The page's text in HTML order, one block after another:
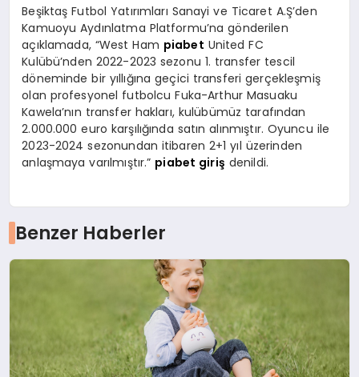
Beşiktaş Futbol Yatırımları Sanayi ve Ticaret A.Ş’den
Kamuoyu Aydınlatma Platformu’na gönderilen
açıklamada, “West Ham piabet United FC
Kulübü’nden 2022-2023 sezonu 1. transfer tescil
döneminde bir yıllığına geçici transferi gerçekleşmiş
olan profesyonel futbolcu Fuka-Arthur Masuaku
Kawela’nın transfer hakları, kulübümüz tarafından
2.000.000 euro karşılığında satın alınmıştır. Oyuncu ile
2023-2024 sezonundan itibaren 2+1 yıl üzerinden
anlaşmaya varılmıştır.” piabet giriş denildi.
Benzer Haberler